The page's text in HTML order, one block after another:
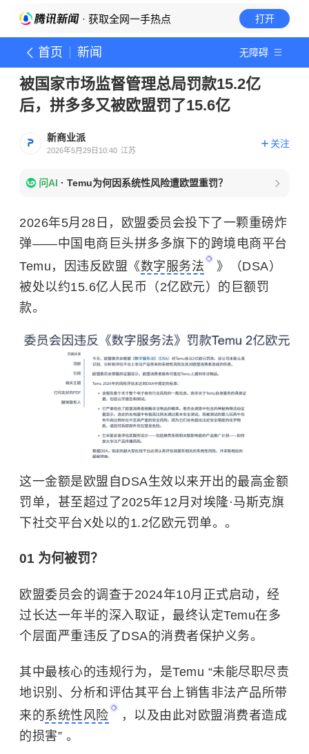
· 获取全网一手热点 打开
首页 新闻 无障碍
被国家市场监督管理总局罚款15.2亿
后，拼多多又被欧盟罚了15.6亿
新商业派
2026年5月29日10:40 江苏
关注
问AI · Temu为何因系统性风险遭欧盟重罚？
2026年5月28日，欧盟委员会投下了一颗重磅炸
弹——中国电商巨头拼多多旗下的跨境电商平台
Temu，因违反欧盟《数字服务法
》（DSA）
被处以约15.6亿人民币（2亿欧元）的巨额罚
款。
这一金额是欧盟自DSA生效以来开出的最高金额
罚单，甚至超过了2025年12月对埃隆·马斯克旗
下社交平台X处以的1.2亿欧元罚单。。
01 为何被罚？
欧盟委员会的调查于2024年10月正式启动，经
过长达一年半的深入取证，最终认定Temu在多
个层面严重违反了DSA的消费者保护义务。
其中最核心的违规行为，是Temu “未能尽职尽责
地识别、分析和评估其平台上销售非法产品所带
来的系统性风险
，以及由此对欧盟消费者造成
的损害” 。